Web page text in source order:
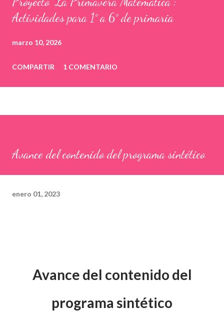
Actividades para 1° a 6° de primaria
marzo 10, 2026
COMPARTIR 1 COMENTARIO
Avance del contenido del programa sintético
enero 01, 2023
Avance del contenido del
programa sintético